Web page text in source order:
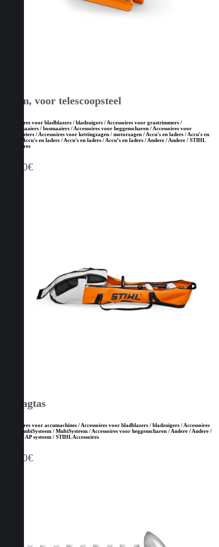
Klem, voor telescoopsteel
Accessoires voor bladblazers / bladzuigers / Accessoires voor grastrimmers /
kantenmaaiers / bosmaaiers / Accessoires voor heggenscharen / Accessoires voor
hoogsnoeiers / Accessoires voor kettingzagen / motorzagen / Accu's en laders / Accu's en
laders / Accu's en laders / Accu's en laders / Accu’s en laders / Andere / Andere / STIHL
Accessoires
13,60€
Draagtas
Accessoires voor accumachines / Accessoires voor bladblazers / bladzuigers / Accessoires
voor CombiSysteem / MultiSysteem / Accessoires voor heggenscharen / Andere / Andere /
Andere / AP systeem / STIHL Accessoires
54,00€